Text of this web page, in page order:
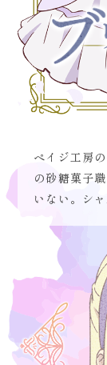
ペイジ工房
の砂糖菓子
いない。シ